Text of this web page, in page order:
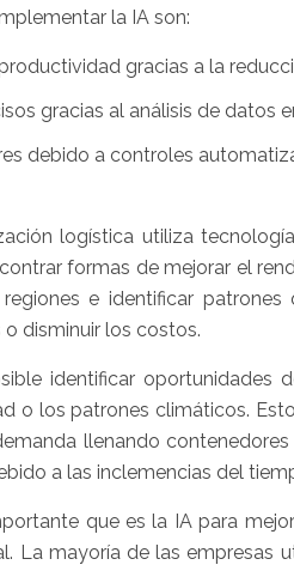
la IA son:
gracias a la
gracias al análisis de datos
debido a controles
logística utiliza
formas de mejorar el
e identificar
disminuir los costos.
identificar oportunidades
o los patrones climáticos.
llenando
a las inclemencias del
que es la IA para
La mayoría de las empresas